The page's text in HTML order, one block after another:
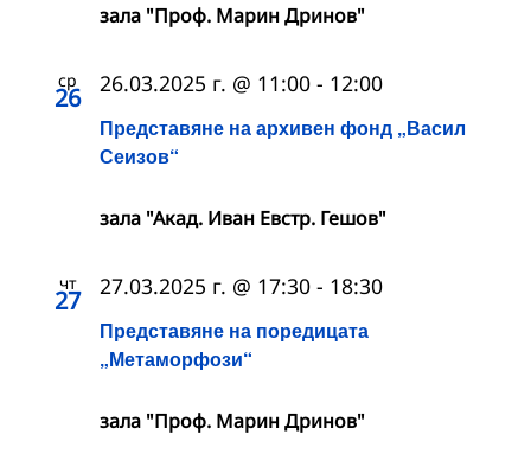
зала "Проф. Марин Дринов"
ср
26
Представяне на архивен фонд „Васил
Сеизов“
26.03.2025 г. @ 11:00 - 12:00
зала "Акад. Иван Евстр. Гешов"
чт
27
Представяне на поредицата
„Метаморфози“
27.03.2025 г. @ 17:30 - 18:30
зала "Проф. Марин Дринов"